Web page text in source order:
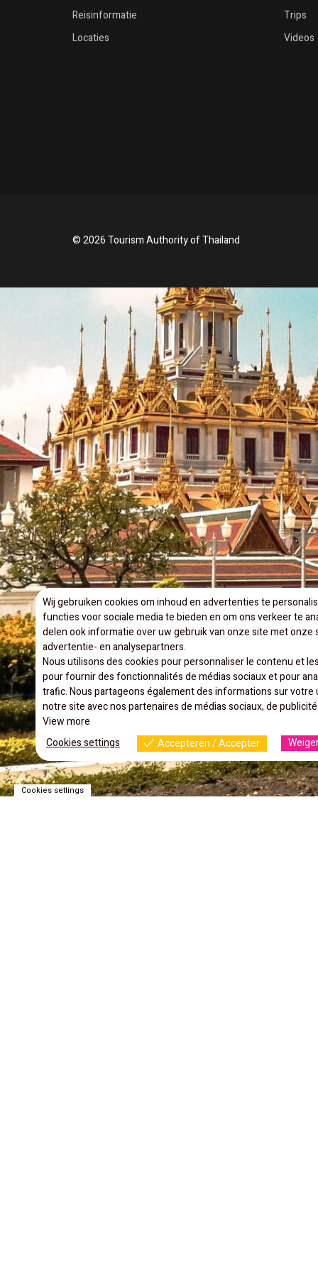
Reisinformatie
Locaties
Trips
Videos
© 2026 Tourism Authority of Thailand
Wij gebruiken cookies om inhoud en advertenties te
functies voor sociale media te bieden en om ons verkeer te
delen ook informatie over uw gebruik van onze site met onze
advertentie- en analysepartners.
Nous utilisons des cookies pour personnaliser le contenu et
pour fournir des fonctionnalités de médias sociaux et pour
trafic. Nous partageons également des informations sur votre
notre site avec nos partenaires de médias sociaux, de
View more
Cookies settings
Accepteren / Accepter
Cookies settings